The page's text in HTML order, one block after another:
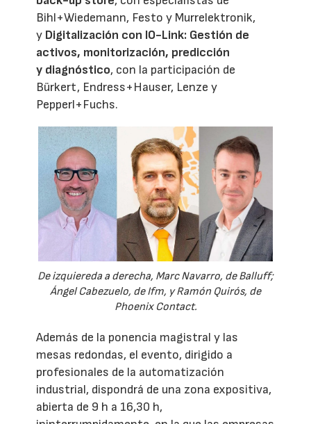
Bihl+Wiedemann, Festo y Murrelektronik,
y Digitalización con IO-Link: Gestión de
activos, monitorización, predicción
y diagnóstico, con la participación de
Bürkert, Endress+Hauser, Lenze y
Pepperl+Fuchs.
De izquiereda a derecha, Marc Navarro, de Balluff;
Ángel Cabezuelo, de Ifm, y Ramón Quirós, de
Phoenix Contact.
Además de la ponencia magistral y las
mesas redondas, el evento, dirigido a
profesionales de la automatización
industrial, dispondrá de una zona expositiva,
abierta de 9 h a 16,30 h,